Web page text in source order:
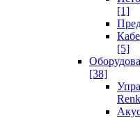
[1]
[5]
[38]